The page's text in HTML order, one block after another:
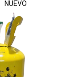
NUEVO